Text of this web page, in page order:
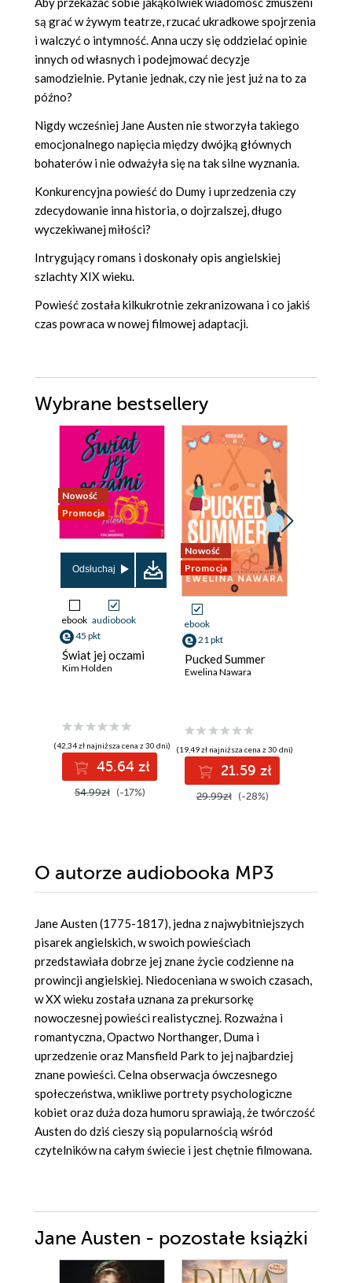
są grać w żywym teatrze, rzucać ukradkowe spojrzenia
i walczyć o intymność. Anna uczy się oddzielać opinie
innych od własnych i podejmować decyzje
samodzielnie. Pytanie jednak, czy nie jest już na to za
późno?
Nigdy wcześniej Jane Austen nie stworzyła takiego
emocjonalnego napięcia między dwójką głównych
bohaterów i nie odważyła się na tak silne wyznania.
Konkurencyjna powieść do Dumy i uprzedzenia czy
zdecydowanie inna historia, o dojrzalszej, długo
wyczekiwanej miłości?
Intrygujący romans i doskonały opis angielskiej
szlachty XIX wieku.
Powieść została kilkukrotnie zekranizowana i co jakiś
czas powraca w nowej filmowej adaptacji.
Wybrane bestsellery
Nowość
Promocja
Odsłuchaj
ebook audiobook
45 pkt
Świat jej oczami
Kim Holden
(42,34 zł najniższa cena z 30 dni)
45.64 zł
54.99zł (-17%)
Nowość
Promocja
ebook
21 pkt
Pucked Summer
Ewelina Nawara
(19,49 zł najniższa cena z 30 dni)
21.59 zł
29.99zł (-28%)
O autorze audiobooka MP3
Jane Austen (1775-1817), jedna z najwybitniejszych
pisarek angielskich, w swoich powieściach
przedstawiała dobrze jej znane życie codzienne na
prowincji angielskiej. Niedoceniana w swoich czasach,
w XX wieku została uznana za prekursorkę
nowoczesnej powieści realistycznej. Rozważna i
romantyczna, Opactwo Northanger, Duma i
uprzedzenie oraz Mansfield Park to jej najbardziej
znane powieści. Celna obserwacja ówczesnego
społeczeństwa, wnikliwe portrety psychologiczne
kobiet oraz duża doza humoru sprawiają, że twórczość
Austen do dziś cieszy sią popularnością wśród
czytelników na całym świecie i jest chętnie filmowana.
Jane Austen - pozostałe książki